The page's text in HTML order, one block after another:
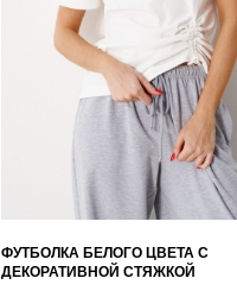
ФУТБОЛКА БЕЛОГО ЦВЕТА С
ДЕКОРАТИВНОЙ СТЯЖКОЙ